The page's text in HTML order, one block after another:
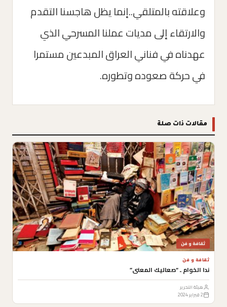
وعلاقته بالمتلقي..إنما يظل هاجسنا التقدم
والارتقاء إلى مديات عملنا المسرحي الذي
عهدناه في فناني العراق المبدعين مستمرا
في حركة صعوده وتطوره.
مقالات ذات صلة
ثقافة و فن
ثقافة و فن
ندا الخوام ـ “صعاليك المعنى”
هيئة التحرير
2 فبراير 2024